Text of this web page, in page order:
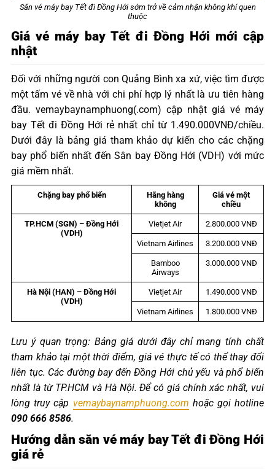
Săn vé máy bay Tết đi Đồng Hới sớm trở về cảm nhận không khí quen
thuộc
Giá vé máy bay Tết đi Đồng Hới mới cập
nhật
Đối với những người con Quảng Bình xa xứ, việc tìm được
một tấm vé về nhà với chi phí hợp lý nhất là ưu tiên hàng
đầu. vemaybaynamphuong(.com) cập nhật giá vé máy
bay Tết đi Đồng Hới rẻ nhất chỉ từ 1.490.000VNĐ/chiều.
Dưới đây là bảng giá tham khảo dự kiến cho các chặng
bay phổ biến nhất đến Sân bay Đồng Hới (VDH) với mức
giá mềm nhất.
Chặng bay phổ biến
Hãng hàng
không
Giá vé một
chiều
TP.HCM (SGN) – Đồng Hới
(VDH)
Vietjet Air 2.800.000 VNĐ
Vietnam Airlines 3.200.000 VNĐ
Bamboo
Airways
3.000.000 VNĐ
Hà Nội (HAN) – Đồng Hới
(VDH)
Vietjet Air 1.490.000 VNĐ
Vietnam Airlines 1.800.000 VNĐ
Lưu ý quan trọng: Bảng giá dưới đây chỉ mang tính chất
tham khảo tại một thời điểm, giá vé thực tế có thể thay đổi
liên tục. Các đường bay đến Đồng Hới chủ yếu và phổ biến
nhất là từ TP.HCM và Hà Nội. Để có giá chính xác nhất, vui
lòng truy cập vemaybaynamphuong.com hoặc gọi hotline
090 666 8586.
Hướng dẫn săn vé máy bay Tết đi Đồng Hới
giá rẻ